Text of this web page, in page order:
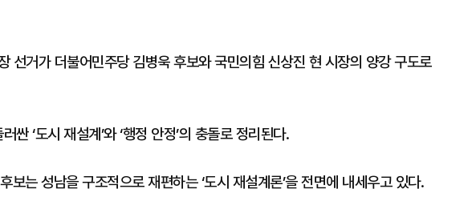
선거가 더불어민주당 김병욱 후보와 국민의힘 신상진 현 시장의 양강 구도로
싼 ‘도시 재설계’와 ‘행정 안정’의 충돌로 정리된다.
보는 성남을 구조적으로 재편하는 ‘도시 재설계론’을 전면에 내세우고 있다.